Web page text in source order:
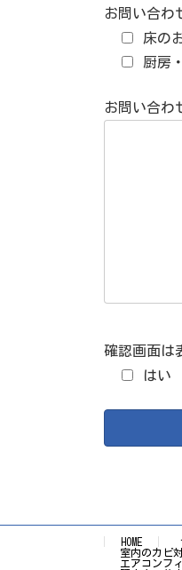
お問い合わ
床の
厨房
お問い合わ
確認画面は
はい
HOME
室内のカビ
エアコンフ